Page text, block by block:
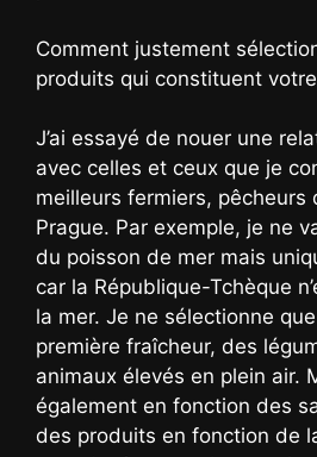
Comment justement
produits qui constituent
J’ai essayé de nouer une
avec celles et ceux que je
meilleurs fermiers, pêcheurs
Prague. Par exemple, je ne
du poisson de mer mais
car la République-Tchèque
la mer. Je ne sélectionne
première fraîcheur, des
animaux élevés en plein air.
également en fonction des
des produits en fonction de